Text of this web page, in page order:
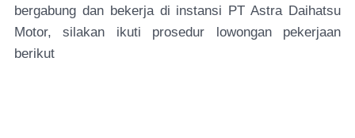
bergabung dan bekerja di instansi PT Astra Daihatsu
Motor, silakan ikuti prosedur lowongan pekerjaan
berikut